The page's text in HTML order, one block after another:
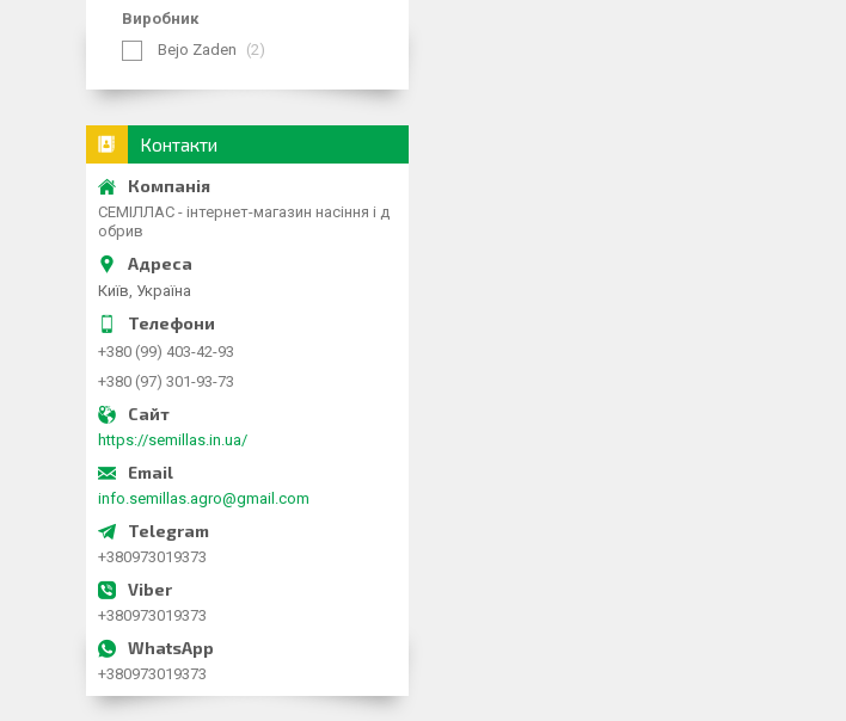
Виробник
Bejo Zaden
2
Контакти
СЕМІЛЛАС - інтернет-магазин насіння і д
обрив
Київ, Україна
+380 (99) 403-42-93
+380 (97) 301-93-73
https://semillas.in.ua/
info.semillas.agro@gmail.com
+380973019373
+380973019373
+380973019373